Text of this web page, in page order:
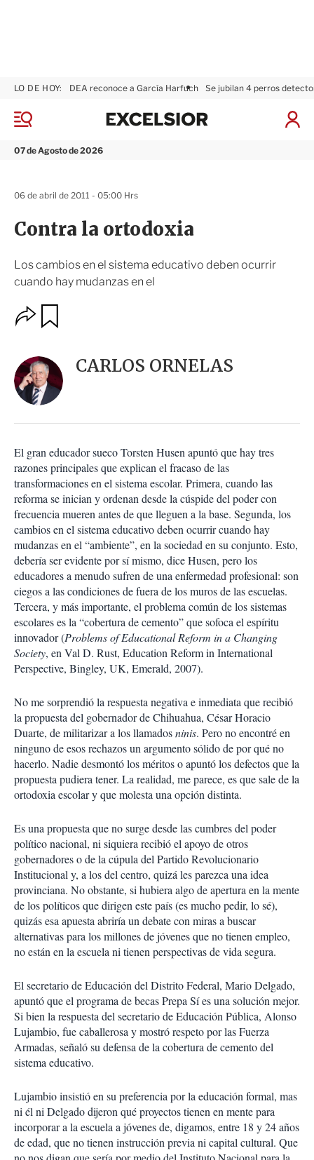
M
n
07 de Agosto de 2026
LO DE HOY: DEA reconoce a García Harfuch Se jubilan 4 perros
I
x
Contra la ortodoxia
Los cambios en el sistema educativo deben ocurrir
cuando hay mudanzas en el
06 de abril de 2011 - 05:00 Hrs
O
p
o
n
e
s
o
m
p
a
r
t
i
r
a
r
CARLOS ORNELAS
El gran educador sueco Torsten Husen apuntó que hay tres
razones principales que explican el fracaso de las
transformaciones en el sistema escolar. Primera, cuando las
reforma se inician y ordenan desde la cúspide del poder con
frecuencia mueren antes de que lleguen a la base. Segunda, los
cambios en el sistema educativo deben ocurrir cuando hay
mudanzas en el “ambiente”, en la sociedad en su conjunto. Esto,
debería ser evidente por sí mismo, dice Husen, pero los
educadores a menudo sufren de una enfermedad profesional: son
ciegos a las condiciones de fuera de los muros de las escuelas.
Tercera, y más importante, el problema común de los sistemas
escolares es la “cobertura de cemento” que sofoca el espíritu
innovador (Problems of Educational Reform in a Changing
Society, en Val D. Rust, Education Reform in International
Perspective, Bingley, UK, Emerald, 2007).
No me sorprendió la respuesta negativa e inmediata que recibió
la propuesta del gobernador de Chihuahua, César Horacio
Duarte, de militarizar a los llamadosninis. Pero no encontré en
ninguno de esos rechazos un argumento sólido de por qué no
hacerlo. Nadie desmontó los méritos o apuntó los defectos que la
propuesta pudiera tener. La realidad, me parece, es que sale de la
ortodoxia escolar y que molesta una opción distinta.
Es una propuesta que no surge desde las cumbres del poder
político nacional, ni siquiera recibió el apoyo de otros
gobernadores o de la cúpula del Partido Revolucionario
Institucional y, a los del centro, quizá les parezca una idea
provinciana. No obstante, si hubiera algo de apertura en la mente
de los políticos que dirigen este país (es mucho pedir, lo sé),
quizás esa apuesta abriría un debate con miras a buscar
alternativas para los millones de jóvenes que no tienen empleo,
no están en la escuela ni tienen perspectivas de vida segura.
El secretario de Educación del Distrito Federal, Mario Delgado,
apuntó que el programa de becas Prepa Sí es una solución mejor.
Si bien la respuesta del secretario de Educación Pública, Alonso
Lujambio, fue caballerosa y mostró respeto por las Fuerza
Armadas, señaló su defensa de la cobertura de cemento del
sistema educativo.
Lujambio insistió en su preferencia por la educación formal, mas
ni él ni Delgado dijeron qué proyectos tienen en mente para
incorporar a la escuela a jóvenes de, digamos, entre 18 y 24 años
de edad, que no tienen instrucción previa ni capital cultural. Que